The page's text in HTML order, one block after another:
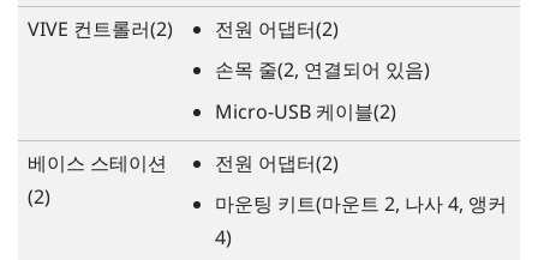
VIVE 컨트롤러(2)
전원 어댑터(2)
손목 줄(2, 연결되어 있음)
Micro-USB 케이블(2)
베이스 스테이션
(2)
전원 어댑터(2)
마운팅 키트(마운트 2, 나사 4, 앵커
4)